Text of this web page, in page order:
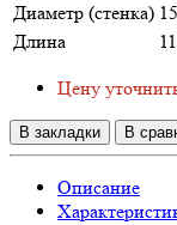
Диаметр (стенка)
Длина
Цену
В закладки В
Описание